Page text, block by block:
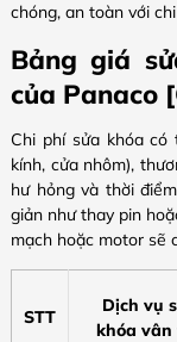
chóng, an toàn với
Bảng giá
của Panaco
Chi phí sửa khóa
kính, cửa nhôm),
hư hỏng và thời
giản như thay pin
mạch hoặc motor sẽ
STT
Dịch vụ
khóa